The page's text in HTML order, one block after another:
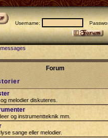
Username:
Forum
melodier diskuteres.
og instrumentteknik mm.
sange eller melodier.